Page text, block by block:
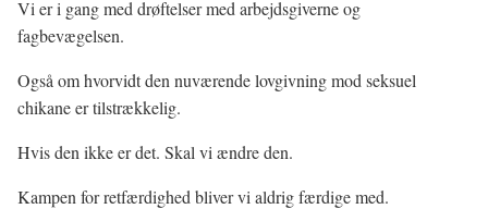
Vi er i gang med drøftelser med arbejdsgiverne og
fagbevægelsen.
Også om hvorvidt den nuværende lovgivning mod seksuel
chikane er tilstrækkelig.
Hvis den ikke er det. Skal vi ændre den.
Kampen for retfærdighed bliver vi aldrig færdige med.